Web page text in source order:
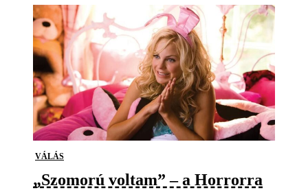
VÁLÁS
„Szomorú voltam” – a Horrorra